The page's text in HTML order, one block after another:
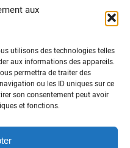
aux
utilisons des technologies telles
aux informations des appareils.
permettra de traiter des
ou les ID uniques sur ce
son consentement peut avoir
et fonctions.
des organismes
de tourisme